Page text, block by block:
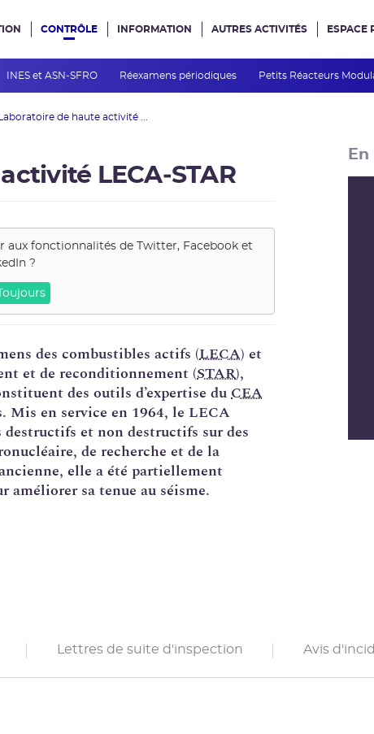
le siteCONTRÔLE
INES et ASN-SFRO Réexamens périodiques Petits Réacteurs
INFORMATION AUTRES ACTIVITÉS ESPACE
Laboratoire de haute activité ...
LECA‑STAR
aux fonctionnalités de
Twitter, Facebook et
?
des combustibles actifs (LECA) et
et de reconditionnement (STAR),
des outils d’expertise duCEA
Mis en service en 1964, le LECA
destructifs et non destructifs sur des
de recherche et de la
elle a été partiellement
améliorer sa tenue au séisme.
Lettres de suite d'inspection Avis